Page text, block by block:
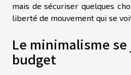
mais de sécuriser quelques
liberté de mouvement qui se
Le minimalisme
budget